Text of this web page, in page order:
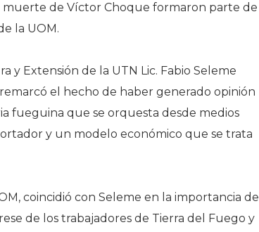
de Víctor Choque formaron parte de
la UOM.
Extensión de la UTN Lic. Fabio Seleme
el hecho de haber generado opinión
fueguina que se orquesta desde medios
y un modelo económico que se trata
coincidió con Seleme en la importancia de
de los trabajadores de Tierra del Fuego y